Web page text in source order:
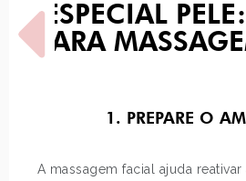
ESPECIAL
PARA
1. PREPARE O
A massagem facial ajuda
POST ANTERIOR